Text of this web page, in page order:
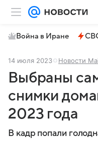
Война в Иране
14 июля 2023 Новости
Выбраны
снимки
2023 года
В кадр попали